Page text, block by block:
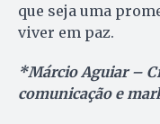
que seja uma
viver em paz.
*Márcio Aguiar –
comunicação e